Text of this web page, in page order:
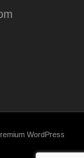
WordPress